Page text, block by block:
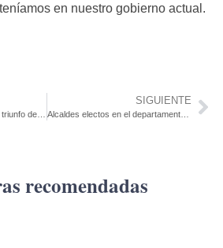
en nuestro gobierno actual.
SIGUIENTE
Alcaldes electos en el departamento de Colonia
recomendadas